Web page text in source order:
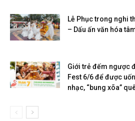
Lễ Phục trong nghi
– Dấu ấn văn hóa
Giới trẻ đếm ngược
Fest 6/6 để được
nhạc, “bung xõa”